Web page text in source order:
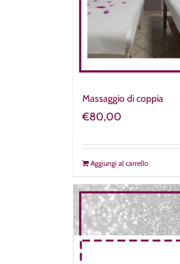
Massaggio di coppia
€80,00
Aggiungi al carrello